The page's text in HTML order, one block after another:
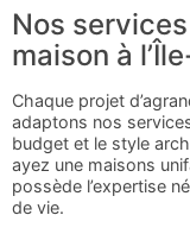
Nos
maison à
Chaque projet
adaptons nos
budget et le style
ayez une maisons
possède l’expertise
de vie.